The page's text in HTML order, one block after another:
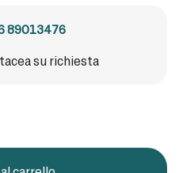
89013476
su richiesta